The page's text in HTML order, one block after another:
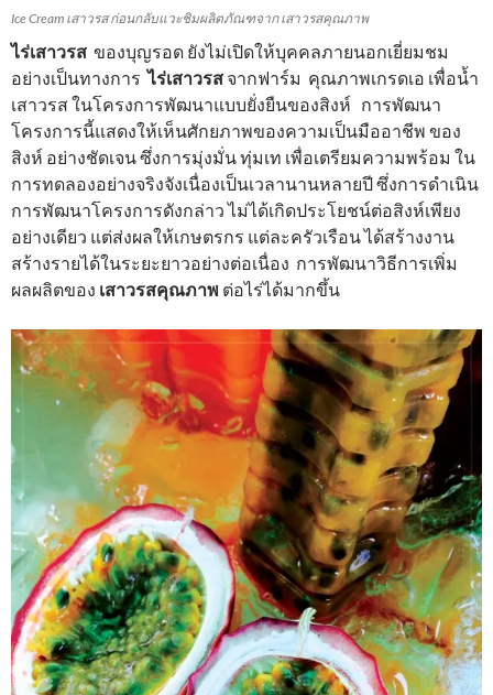
Ice Cream เสาวรส ก่อนกลับแวะชิมผลิตภัณฑจาก เสาวรสคุณภาพ
ไร่เสาวรส ของบุญรอด ยังไม่เปิดให้บุคคลภายนอกเยี่ยมชม
อย่างเป็นทางการไร่เสาวรส จากฟาร์ม คุณภาพเกรดเอ เพื่อน้ำ
เสาวรส ในโครงการพัฒนาแบบยั่งยืนของสิงห์ การพัฒนา
โครงการนี้แสดงให้เห็นศักยภาพของความเป็นมืออาชีพ ของ
สิงห์ อย่างชัดเจน ซึ่งการมุ่งมั่น ทุ่มเท เพื่อเตรียมความพร้อม ใน
การทดลองอย่างจริงจังเนื่องเป็นเวลานานหลายปี ซึ่งการดำเนิน
การพัฒนาโครงการดังกล่าว ไม่ได้เกิดประโยชน์ต่อสิงห์เพียง
อย่างเดียว แต่ส่งผลให้เกษตรกร แต่ละครัวเรือน ได้สร้างงาน
สร้างรายได้ในระยะยาวอย่างต่อเนื่อง การพัฒนาวิธีการเพิ่ม
ผลผลิตของ เสาวรสคุณภาพ ต่อไร่ได้มากขึ้น